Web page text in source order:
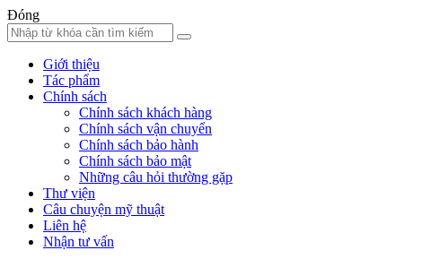
Đóng
Giới thiệu
Tác phẩm
Chính sách
Chính sách khách hàng
Chính sách vận chuyển
Chính sách bảo hành
Chính sách bảo mật
Những câu hỏi thường gặp
Thư viện
Câu chuyện mỹ thuật
Liên hệ
Nhận tư vấn